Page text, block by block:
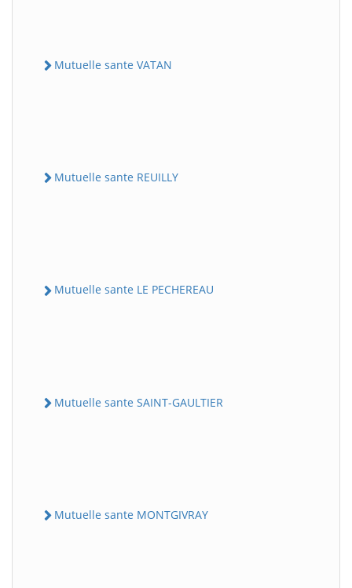
Mutuelle sante VATAN
Mutuelle sante REUILLY
Mutuelle sante LE PECHEREAU
Mutuelle sante SAINT-GAULTIER
Mutuelle sante MONTGIVRAY